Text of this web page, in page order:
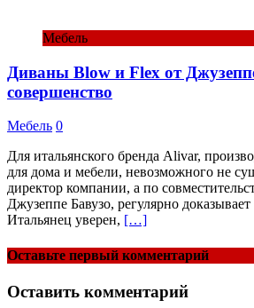
Мебель
Диваны Blow и Flex от
совершенство
Мебель 0
Для итальянского бренда Alivar,
для дома и мебели, невозможного не
директор компании, а по
Джузеппе Бавузо, регулярно
Итальянец уверен, […]
Оставьте первый комментарий
Оставить комментарий